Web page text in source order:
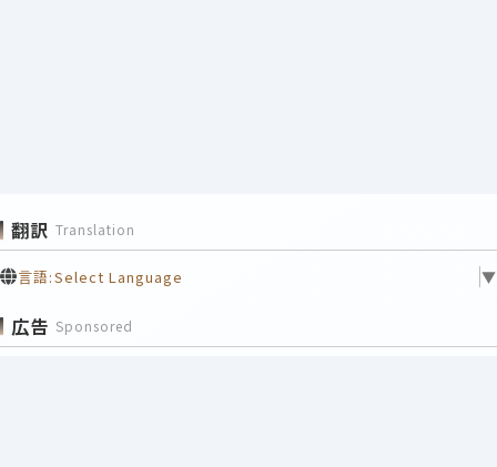
翻訳 Translation
言語:Select Language ▼
広告 Sponsored